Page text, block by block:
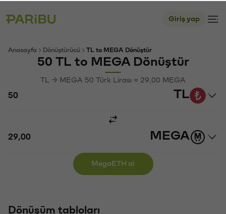
Giriş yap
Anasayfa Dönüştürücü TL to MEGA Dönüştür
50 TL to MEGA Dönüştür
TL → MEGA 50 Türk Lirası ≈ 29,00 MEGA
TL
MEGA
MegaETH al
Dönüşüm tabloları